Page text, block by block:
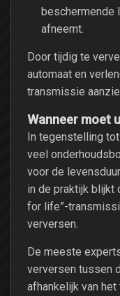
beschermende
afneemt.
Door tijdig te
automaat en
transmissie
Wanneer moet
In tegenstelling
veel
voor de
in de praktijk blijkt
for life”-
verversen.
De meeste
verversen tussen
afhankelijk van